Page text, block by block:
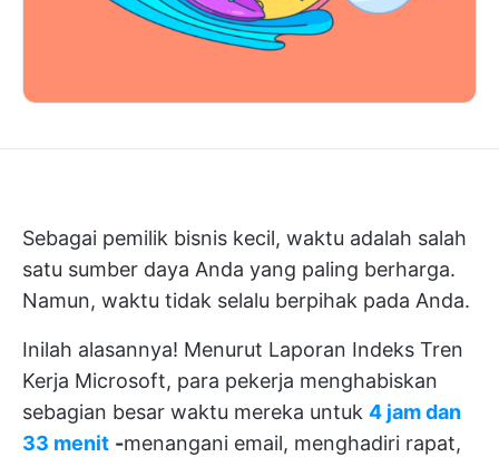
Sebagai pemilik bisnis kecil, waktu adalah salah
satu sumber daya Anda yang paling berharga.
Namun, waktu tidak selalu berpihak pada Anda.
Inilah alasannya! Menurut Laporan Indeks Tren
Kerja Microsoft, para pekerja menghabiskan
sebagian besar waktu mereka untuk 4 jam dan
33 menit -menangani email, menghadiri rapat,